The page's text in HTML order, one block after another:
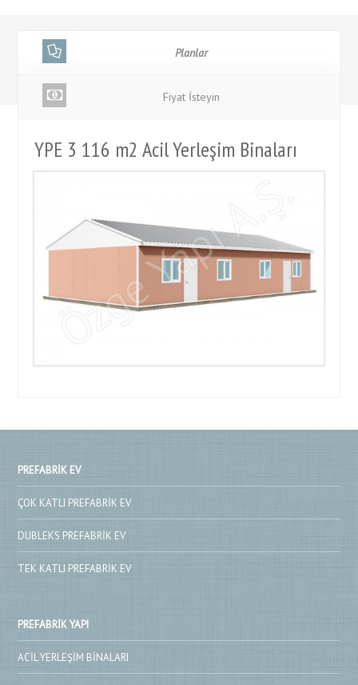
Planlar
Fiyat İsteyin
YPE 3 116 m2 Acil Yerleşim Binaları
PREFABRIK EV
ÇOK KATLI PREFABRIK EV
DUBLEKS PREFABRIK EV
TEK KATLI PREFABRIK EV
PREFABRIK YAPI
ACIL YERLEŞIM BINALARI